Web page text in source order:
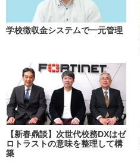
学校徴収金システムで一元管理
【新春鼎談】次世代校務DXはゼ
ロトラストの意味を整理して構
築